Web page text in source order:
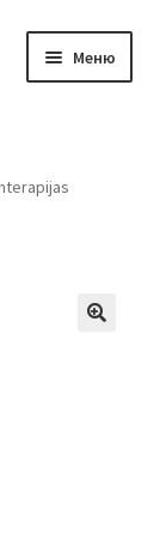
Меню